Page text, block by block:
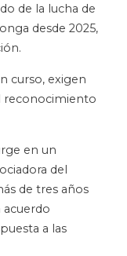
de la lucha de
desde 2025,
curso, exigen
reconocimiento
en un
del
de tres años
acuerdo
a las